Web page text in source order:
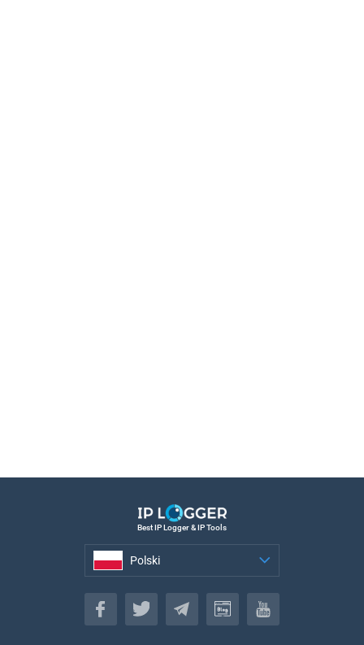
Best IP Logger & IP Tools
Polski
Polski